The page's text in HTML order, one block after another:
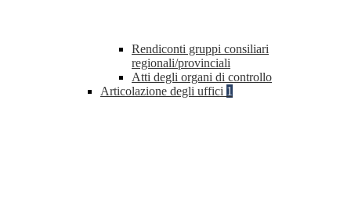
Rendiconti gruppi consiliari
regionali/provinciali
Atti degli organi di controllo
Articolazione degli uffici 1